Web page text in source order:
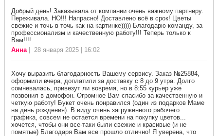
Добрый день! Заказывала от компании очень важному партнеру.
Переживала. НО!!! Напрасно! Доставлено всё в срок! Цветы
свежие и точь-в-точь как на картинке))))) Благодарю команду, за
профессионализм и качественную работу!!! Теперь только к
Вам!!!!
Анна| 28 января 2025 | 16:02
Хочу выразить благодарность Вашему сервису. Заказ №25884,
оформили вчера, доплатили за доставку с 8 до 9 утра. Долго
сомневалась, привезут ли вовремя, но в 8:55 курьер уже
позвонил в домофон. Огромное Вам спасибо за качественную и
четкую работу! Букет очень понравился (один из подарков Маме
на день рождения). В виду очень загруженного рабочего
графика, совсем не остается времени на покупку цветов...
хочется, чтобы они все-таки были свежие и красивые (и не
помятые) Благодаря Вам все прошло отлично! Я уверена, что